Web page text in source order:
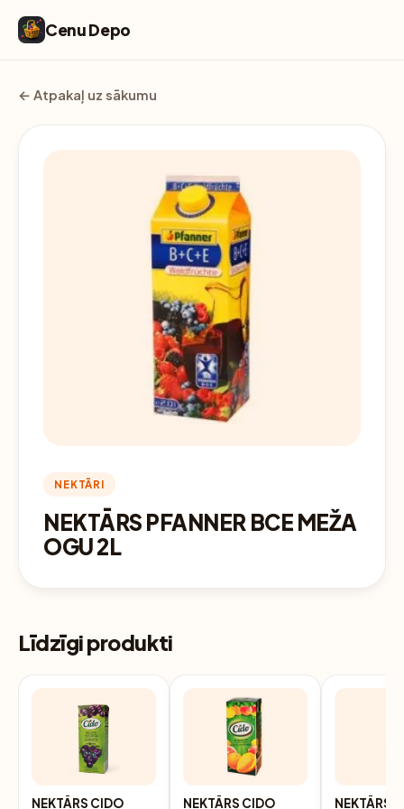
Cenu Depo
← Atpakaļ uz sākumu
NEKTĀRI
NEKTĀRS PFANNER BCE MEŽA
OGU 2L
Līdzīgi produkti
NEKTĀRS CIDO
NEKTĀRS CIDO
NEKTĀRS